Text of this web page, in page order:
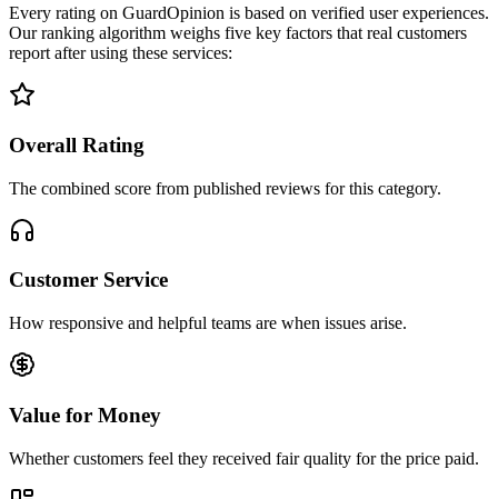
Every rating on GuardOpinion is based on verified user experiences.
Our ranking algorithm weighs five key factors that real customers
report after using these services:
Overall Rating
The combined score from published reviews for this category.
Customer Service
How responsive and helpful teams are when issues arise.
Value for Money
Whether customers feel they received fair quality for the price paid.